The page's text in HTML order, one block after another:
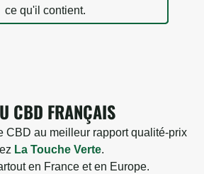
ce qu'il contient.
CBD FRANÇAIS
CBD au meilleur rapport qualité-prix
La Touche Verte.
en France et en Europe.